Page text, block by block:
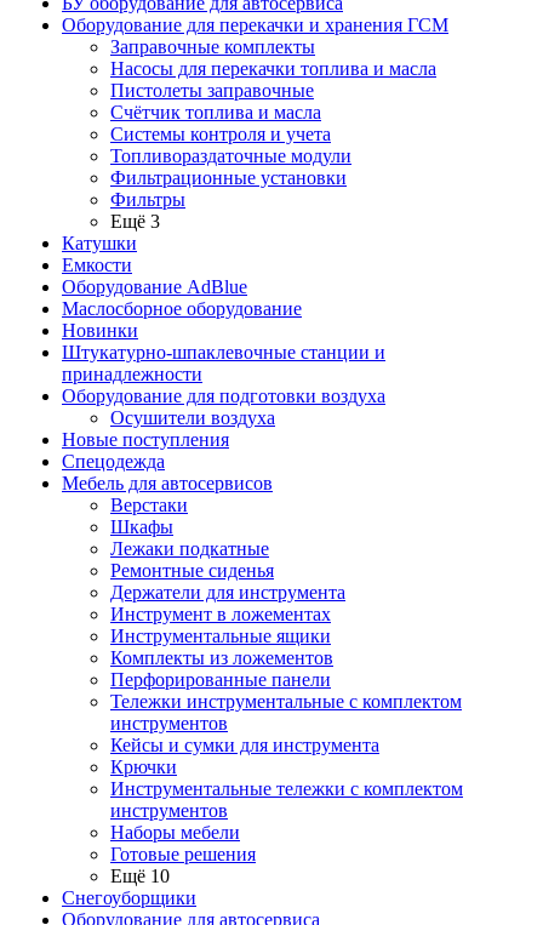
Оборудование для перекачки и хранения ГСМ
Заправочные комплекты
Насосы для перекачки топлива и масла
Пистолеты заправочные
Счётчик топлива и масла
Системы контроля и учета
Топливораздаточные модули
Фильтрационные установки
Фильтры
Ещё 3
Катушки
Емкости
Оборудование AdBlue
Маслосборное оборудование
Новинки
Штукатурно-шпаклевочные станции и
принадлежности
Оборудование для подготовки воздуха
Осушители воздуха
Новые поступления
Спецодежда
Мебель для автосервисов
Верстаки
Шкафы
Лежаки подкатные
Ремонтные сиденья
Держатели для инструмента
Инструмент в ложементах
Инструментальные ящики
Комплекты из ложементов
Перфорированные панели
Тележки инструментальные с комплектом
инструментов
Кейсы и сумки для инструмента
Крючки
Инструментальные тележки с комплектом
инструментов
Наборы мебели
Готовые решения
Ещё 10
Снегоуборщики
Оборудование для автосервиса